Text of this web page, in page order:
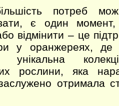
потреб
є один
відмінити – це
у оранжереях,
унікальна
рослини, яка
отримала